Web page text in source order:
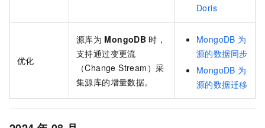
Doris
优化
源库为 MongoDB 时，
支持通过变更流
（Change Stream）采
集源库的增量数据。
MongoDB 为
源的数据同步
MongoDB 为
源的数据迁移